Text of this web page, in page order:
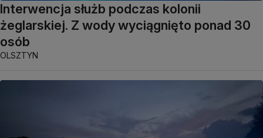
Interwencja służb podczas kolonii
żeglarskiej. Z wody wyciągnięto ponad 30
osób
OLSZTYN